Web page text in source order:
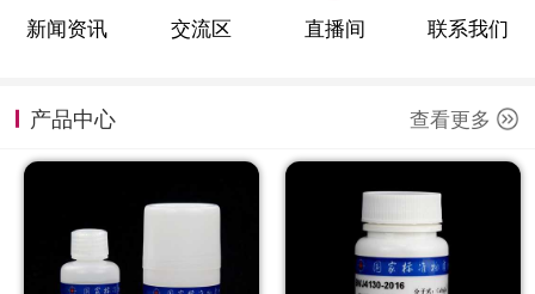
新闻资讯 交流区 直播间 联系我们
产品中心 查看更多
定制仪器
新闻资讯
公司主页